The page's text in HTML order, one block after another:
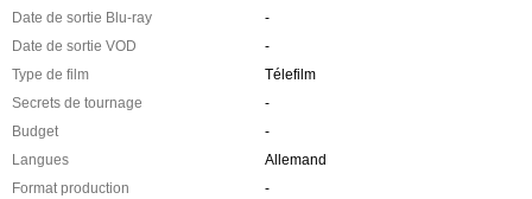
Date de sortie Blu-ray
-
Date de sortie VOD
-
Type de film
Télefilm
Secrets de tournage
-
Budget
-
Langues
Allemand
Format production
-